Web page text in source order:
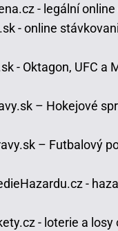
- legální
- online
- Oktagon, UFC a
– Hokejové
– Futbalový
-
- loterie a losy